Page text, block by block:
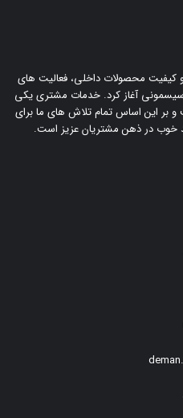
کیفیت محصولات داخلی، فعالیت های
سیسمونی آغاز کرد. خدمات مشتری یکی
بر این اساس تمام تلاش های ما برای
خوب در ذهن مشتریان عزیز است.